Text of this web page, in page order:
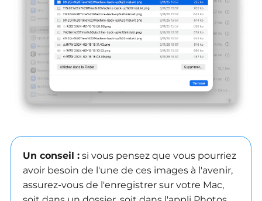
Un conseil : si vous pensez que vous pourriez
avoir besoin de l'une de ces images à l'avenir,
assurez-vous de l'enregistrer sur votre Mac,